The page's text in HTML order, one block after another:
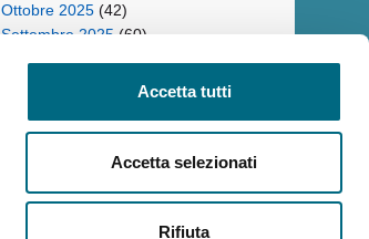
Accetta tutti
Accetta selezionati
Rifiuta
Ottobre 2025 (42)
Settembre 2025 (60)